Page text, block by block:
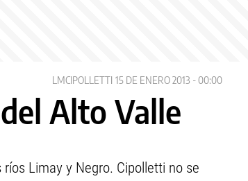
LMCIPOLLETTI 15 DE ENERO 2013 - 00:00
Alto Valle
Limay y Negro. Cipolletti no se